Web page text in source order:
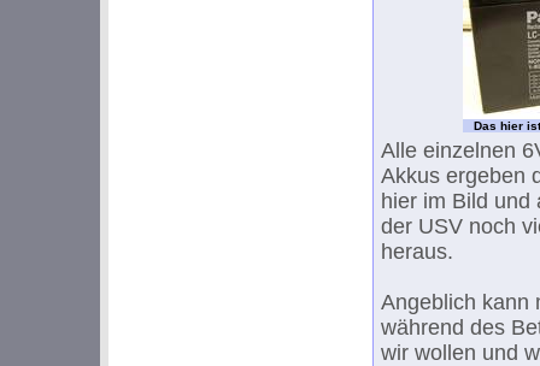
Das hier
Alle einzelnen
Akkus ergeben
hier im Bild und
der USV noch
heraus.
Angeblich kann
während des
wir wollen und